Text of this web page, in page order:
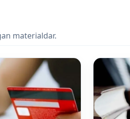
materialdar.